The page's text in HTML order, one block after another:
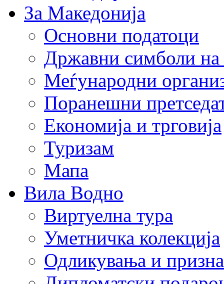
За Македонија
Основни податоци
Државни симболи
Меѓународни
Поранешни
Економија и трговија
Туризам
Мапа
Вила Водно
Виртуелна тура
Уметничка колекција
Одликувања и